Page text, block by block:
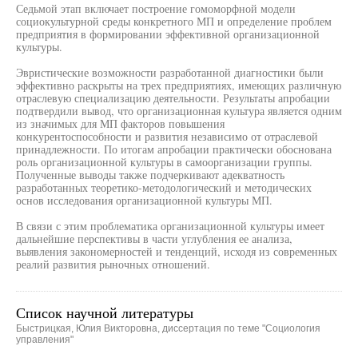
Седьмой этап включает построение гомоморфной модели
социокультурной среды конкретного МП и определение проблем
предприятия в формировании эффективной организационной
культуры.
Эвристические возможности разработанной диагностики были
эффективно раскрыты на трех предприятиях, имеющих различную
отраслевую специализацию деятельности. Результаты апробации
подтвердили вывод, что организационная культура является одним
из значимых для МП факторов повышения
конкурентоспособности и развития независимо от отраслевой
принадлежности. По итогам апробации практически обоснована
роль организационной культуры в самоорганизации группы.
Полученные выводы также подчеркивают адекватность
разработанных теоретико-методологический и методических
основ исследования организационной культуры МП.
В связи с этим проблематика организационной культуры имеет
дальнейшие перспективы в части углубления ее анализа,
выявления закономерностей и тенденций, исходя из современных
реалий развития рыночных отношений.
Список научной литературы
Быстрицкая, Юлия Викторовна, диссертация по теме "Социология
управления"